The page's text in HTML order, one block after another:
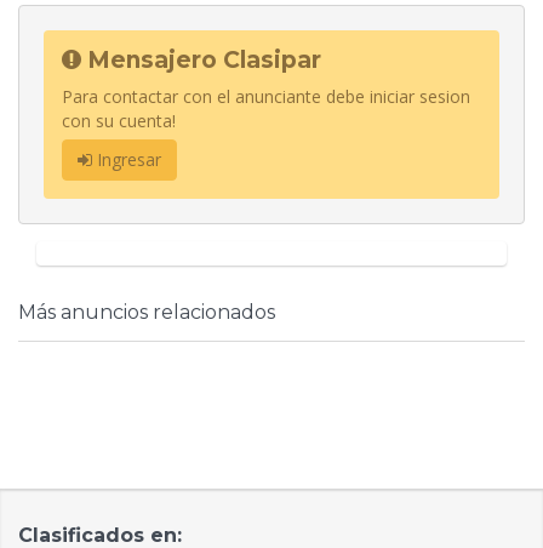
Mensajero Clasipar
Para contactar con el anunciante debe iniciar sesion
con su cuenta!
Ingresar
Más anuncios relacionados
Clasificados en: